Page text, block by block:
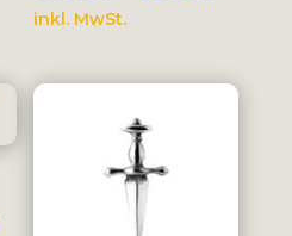
13.00CHF
inkl. MwSt.